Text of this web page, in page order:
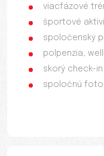
viacfázové
športové
spoločenský
polpenzia,
skorý check-in
spoločnú foto